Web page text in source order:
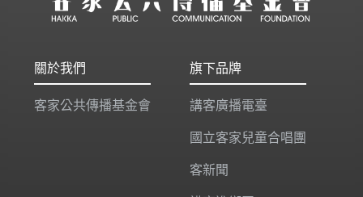
關於我們
客家公共傳播基金會
旗下品牌
講客廣播電臺
國立客家兒童合唱團
客新聞